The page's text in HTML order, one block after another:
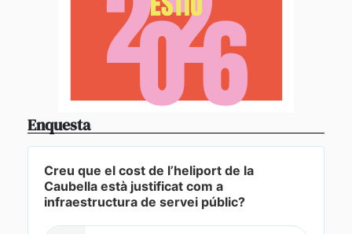
Enquesta
Creu que el cost de l’heliport de la
Caubella està justificat com a
infraestructura de servei públic?